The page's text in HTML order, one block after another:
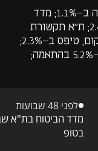
מדד ת"א 35 טיפס ב-0.9%, ת"א 125 עלה ב-1.1%; מדד
הנדל"ן זינק ב-2.1%, הביטוח קפץ ב-2.4%; ת"א תקשורת
וטכנולוגיות מידע, בו נכללות פרטנר וסלקום, טיפס ב-2.3%;
ישרוטל ואיסתא אף הן זינקו - ב-6.3% ו-5.2% בהתאמה;
לפני 48 שבועות
מדד הביטוח בת"א
בטופ